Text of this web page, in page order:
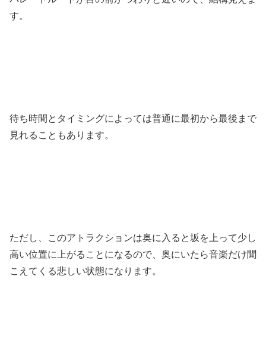
す。
待ち時間とタイミングによっては普通に最初から最後まで
見れることもあります。
ただし、このアトラクションは奥に入ると坂を上って少し
高い位置に上がることになるので、奥にいたら音楽だけ聞
こえてくる悲しい状態になります。